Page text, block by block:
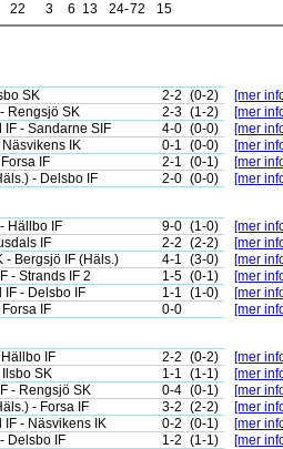
22 3 6 13 24-72 15
SK 2-2 (0-2)
[mer
Rengsjö SK 2-3 (1-2)
[mer
IF - Sandarne SIF 4-0 (0-0)
[mer
Näsvikens IK 0-1 (0-0)
[mer
IF 2-1 (0-1)
[mer
- Delsbo IF 2-0 (0-0) [mer
Hällbo IF 9-0 (1-0)
[mer
IF 2-2 (2-2)
[mer
- Bergsjö IF (Häls.) 4-1 (3-0)
[mer
- Strands IF 2 1-5 (0-1)
[mer
IF - Delsbo IF 1-1 (1-0)
[mer
IF 0-0 [mer
IF 2-2 (0-2)
[mer
Ilsbo SK 1-1 (1-1)
[mer
- Rengsjö SK 0-4 (0-1)
[mer
- Forsa IF 3-2 (2-2)
[mer
IF - Näsvikens IK 0-2 (0-1)
[mer
Delsbo IF 1-2 (1-1) [mer